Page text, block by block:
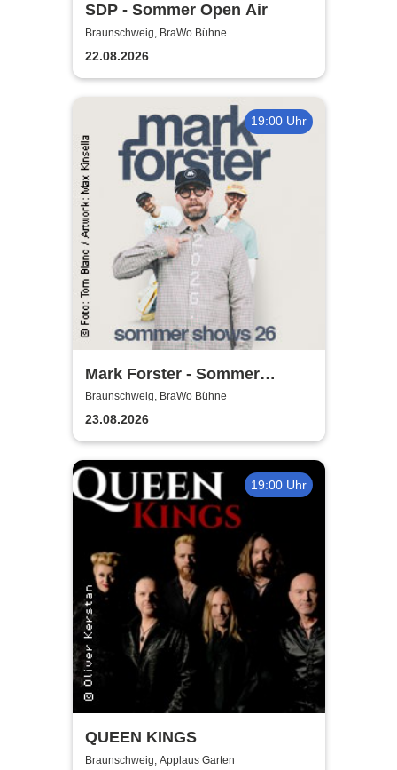
SDP - Sommer Open Air
Braunschweig, BraWo Bühne
22.08.2026
19:00 Uhr
Mark Forster - Sommer
Shows 2026
Braunschweig, BraWo Bühne
23.08.2026
19:00 Uhr
QUEEN KINGS
Braunschweig, Applaus Garten